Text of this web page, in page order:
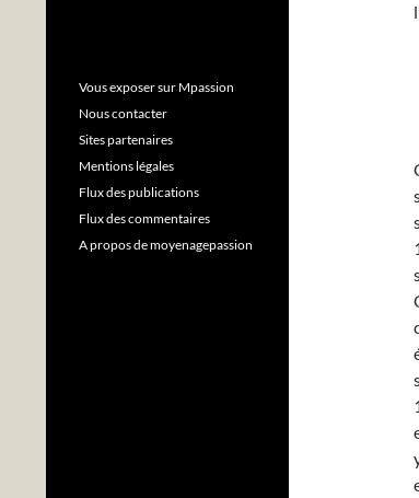
Vous exposer sur Mpassion
Nous contacter
Sites partenaires
Mentions légales
Flux des publications
Flux des commentaires
A propos de moyenagepassion